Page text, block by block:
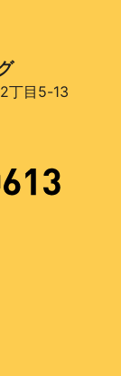
丁目5-13